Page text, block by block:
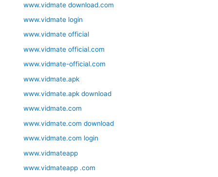
www.vidmate download.com
www.vidmate login
www.vidmate official
www.vidmate official.com
www.vidmate-official.com
www.vidmate.apk
www.vidmate.apk download
www.vidmate.com
www.vidmate.com download
www.vidmate.com login
www.vidmateapp
www.vidmateapp .com